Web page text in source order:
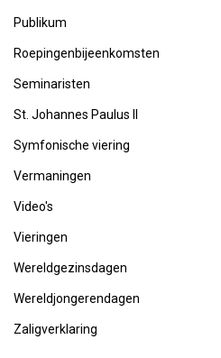
Publikum
Roepingenbijeenkomsten
Seminaristen
St. Johannes Paulus II
Symfonische viering
Vermaningen
Video's
Vieringen
Wereldgezinsdagen
Wereldjongerendagen
Zaligverklaring